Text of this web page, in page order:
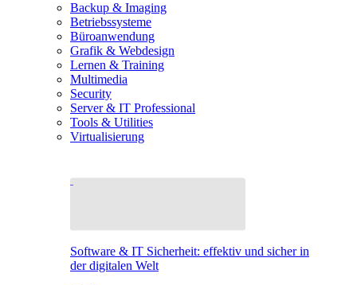
Backup & Imaging
Betriebssysteme
Büroanwendung
Grafik & Webdesign
Lernen & Training
Multimedia
Security
Server & IT Professional
Tools & Utilities
Virtualisierung
Software & IT Sicherheit: effektiv und sicher in
der digitalen Welt